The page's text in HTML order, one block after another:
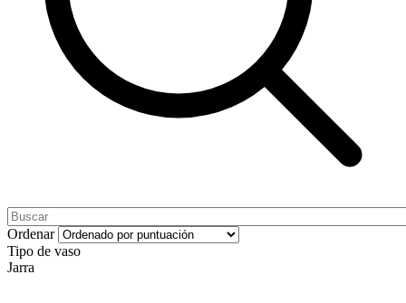
Ordenar
Tipo de vaso
Jarra